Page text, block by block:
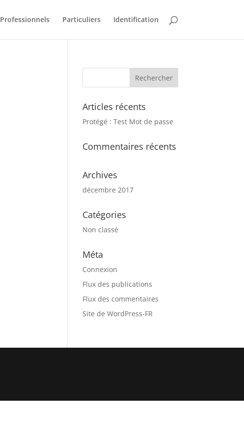
Professionnels Particuliers Identification
Articles récents
Protégé : Test Mot de passe
Commentaires récents
Archives
décembre 2017
Catégories
Non classé
Méta
Connexion
Flux des publications
Flux des commentaires
Site de WordPress-FR